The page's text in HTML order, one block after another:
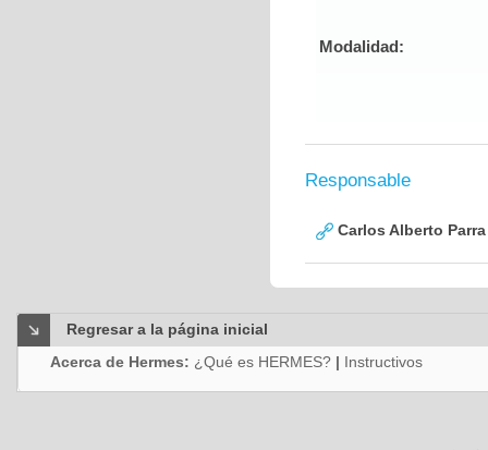
Modalidad:
Responsable
Carlos Alberto
Regresar a la página inicial
Acerca de Hermes: ¿Qué es HERMES? | Instructivos